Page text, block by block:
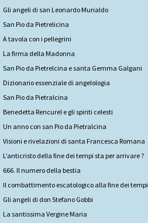
Gli angeli di san Leonardo Murialdo
San Pio da Pietrelicina
A tavola con i pellegrini
La firma della Madonna
San Pio da Pietrelcina e santa Gemma Galgani
Dizionario essenziale di angelologia
San Pio da Pietralcina
Benedetta Rencurel e gli spiriti celesti
Un anno con san Pio da Pietralcina
Visioni e rivelazioni di santa Francesca Romana
L’anticristo della fine dei tempi sta per arrivare ?
666. Il numero della bestia
Il combattimento escatologico alla fine dei tempi
Gli angeli di don Stefano Gobbi
La santissima Vergine Maria